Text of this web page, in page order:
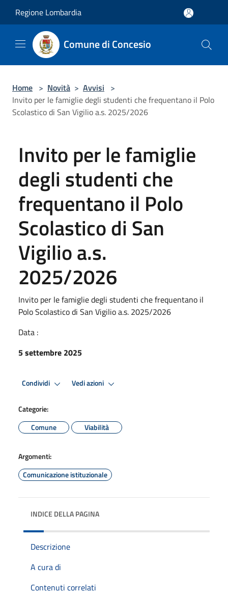
Regione Lombardia
Comune di Concesio
Home > Novità > Avvisi >
Invito per le famiglie degli studenti che frequentano il Polo
Scolastico di San Vigilio a.s. 2025/2026
Invito per le famiglie
degli studenti che
frequentano il Polo
Scolastico di San
Vigilio a.s.
2025/2026
Invito per le famiglie degli studenti che frequentano il
Polo Scolastico di San Vigilio a.s. 2025/2026
Data :
5 settembre 2025
Condividi Vedi azioni
Categorie:
Comune
Viabilità
Argomenti:
Comunicazione istituzionale
INDICE DELLA PAGINA
Descrizione
A cura di
Contenuti correlati